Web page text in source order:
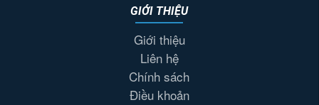
GIỚI THIỆU
Giới thiệu
Liên hệ
Chính sách
Điều khoản